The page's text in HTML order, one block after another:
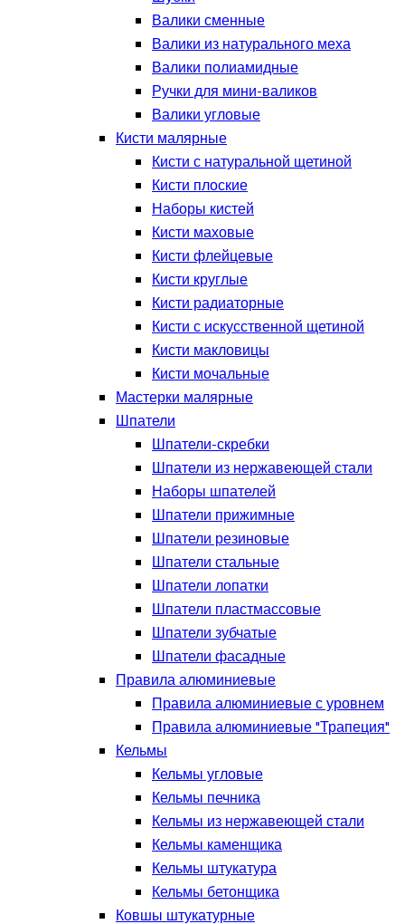
Валики сменные
Валики из натурального меха
Валики полиамидные
Ручки для мини-валиков
Валики угловые
Кисти малярные
Кисти с натуральной щетиной
Кисти плоские
Наборы кистей
Кисти маховые
Кисти флейцевые
Кисти круглые
Кисти радиаторные
Кисти с искусственной щетиной
Кисти макловицы
Кисти мочальные
Мастерки малярные
Шпатели
Шпатели-скребки
Шпатели из нержавеющей стали
Наборы шпателей
Шпатели прижимные
Шпатели резиновые
Шпатели стальные
Шпатели лопатки
Шпатели пластмассовые
Шпатели зубчатые
Шпатели фасадные
Правила алюминиевые
Правила алюминиевые с уровнем
Правила алюминиевые "Трапеция"
Кельмы
Кельмы угловые
Кельмы печника
Кельмы из нержавеющей стали
Кельмы каменщика
Кельмы штукатура
Кельмы бетонщика
Ковшы штукатурные